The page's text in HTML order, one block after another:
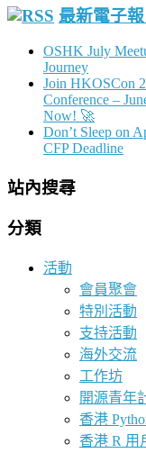
最新電子
OSHK July
Journey
Join HKOSCon
Conference –
Now! 🚀
Don’t Sleep on
CFP Deadline
站內搜尋
分類
活動
會員聚會
特別活動
支持活動
海外交流
工作坊
開源青年
香港
香港 R 用